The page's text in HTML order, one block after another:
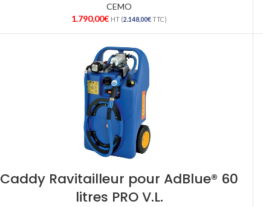
CEMO
1.790,00€ HT (2.148,00€TTC)
Caddy Ravitailleur pour AdBlue® 60
litres PRO V.L.